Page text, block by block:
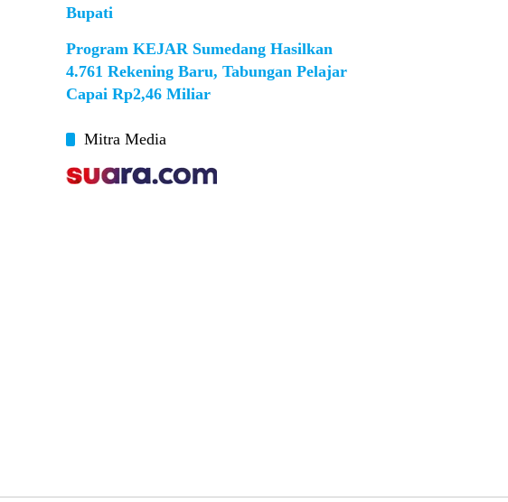
Bupati
Program KEJAR Sumedang Hasilkan
4.761 Rekening Baru, Tabungan Pelajar
Capai Rp2,46 Miliar
Mitra Media